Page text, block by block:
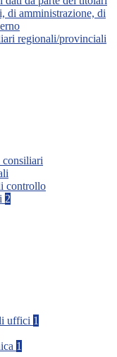
di amministrazione, di
regionali/provinciali
controllo
2
uffici 1
1